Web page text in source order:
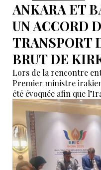
ANKARA ET
UN ACCORD
TRANSPORT
BRUT DE
Lors de la rencontre
Premier ministre
été évoquée afin que
de pétrole brut